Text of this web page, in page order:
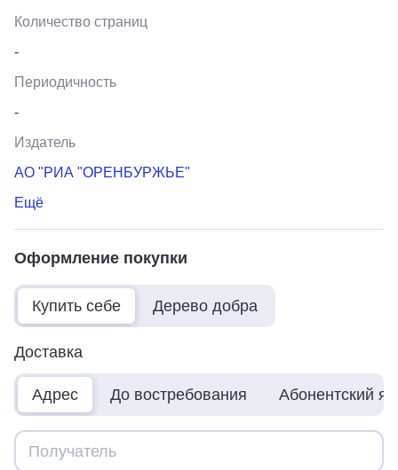
Количество страниц
-
Периодичность
-
Издатель
АО "РИА "ОРЕНБУРЖЬЕ"
Ещё
Оформление покупки
Купить себе Дерево добра
Доставка
Адрес До востребования Абонентский